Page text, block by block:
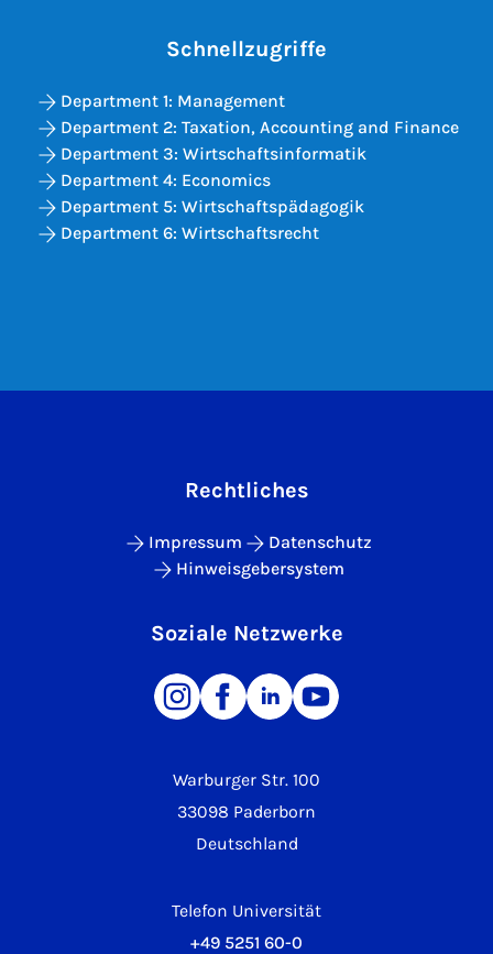
Schnellzugriffe
Department 1: Management
Department 2: Taxation, Accounting and Finance
Department 3: Wirtschaftsinformatik
Department 4: Economics
Department 5: Wirtschaftspädagogik
Department 6: Wirtschaftsrecht
Warburger Str. 100
33098 Paderborn
Deutschland
Telefon Universität
+49 5251 60-0
Rechtliches
Impressum
Datenschutz
Hinweisgebersystem
Soziale Netzwerke